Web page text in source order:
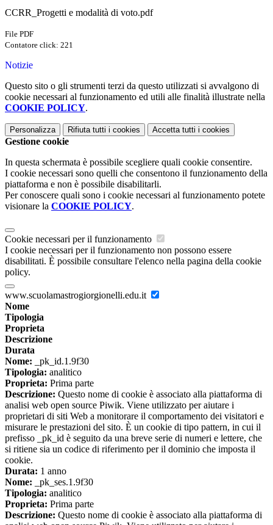
CCRR_Progetti e modalità di voto.pdf
File PDF
Contatore click: 221
Notizie
Questo sito o gli strumenti terzi da questo utilizzati si avvalgono di
cookie necessari al funzionamento ed utili alle finalità illustrate nella
COOKIE POLICY.
Personalizza Rifiuta tutti i cookies Accetta tutti i cookies
Gestione cookie
In questa schermata è possibile scegliere quali cookie consentire.
I cookie necessari sono quelli che consentono il funzionamento della
piattaforma e non è possibile disabilitarli.
Per conoscere quali sono i cookie necessari al funzionamento potete
visionare la COOKIE POLICY.
Cookie necessari per il funzionamento
I cookie necessari per il funzionamento non possono essere
disabilitati. È possibile consultare l'elenco nella pagina della cookie
policy.
www.scuolamastrogiorgionelli.edu.it
Nome
Tipologia
Proprieta
Descrizione
Durata
Nome: _pk_id.1.9f30
Tipologia: analitico
Proprieta: Prima parte
Descrizione: Questo nome di cookie è associato alla piattaforma di
analisi web open source Piwik. Viene utilizzato per aiutare i
proprietari di siti Web a monitorare il comportamento dei visitatori e
misurare le prestazioni del sito. È un cookie di tipo pattern, in cui il
prefisso _pk_id è seguito da una breve serie di numeri e lettere, che
si ritiene sia un codice di riferimento per il dominio che imposta il
cookie.
Durata: 1 anno
Nome: _pk_ses.1.9f30
Tipologia: analitico
Proprieta: Prima parte
Descrizione: Questo nome di cookie è associato alla piattaforma di